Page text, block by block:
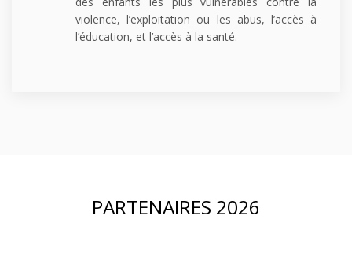
violence, l’exploitation ou les abus, l’accès à
l’éducation, et l’accès à la santé.
PARTENAIRES 2026